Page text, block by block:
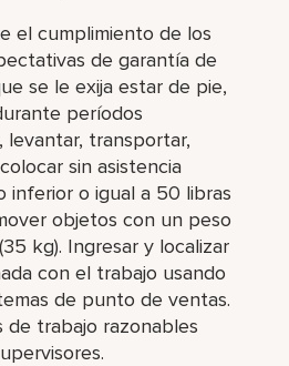
el cumplimiento de los
de garantía de
se le exija estar de pie,
períodos
levantar, transportar,
sin asistencia
inferior o igual a 50 libras
objetos con un peso
kg). Ingresar y localizar
con el trabajo usando
de punto de ventas.
de trabajo razonables